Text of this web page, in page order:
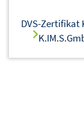
DVS-Zertifikat